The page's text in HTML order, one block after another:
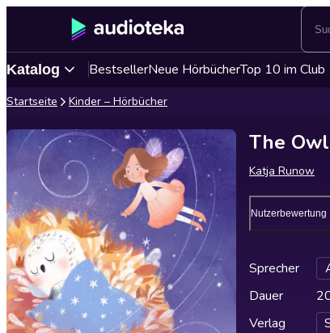
Katalog BestsellerNeue HörbücherTop 10 im Club
Startseite Kinder – Hörbücher
The
Katja Runow
Nutzerbewertung
Sprecher
Dauer
Verlag